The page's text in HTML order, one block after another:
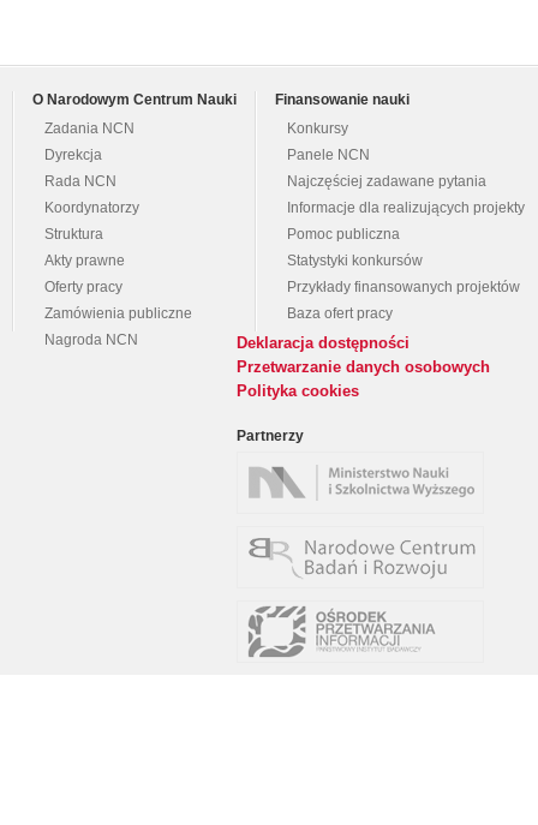
O Narodowym Centrum Nauki
Zadania NCN
Dyrekcja
Rada NCN
Koordynatorzy
Struktura
Akty prawne
Oferty pracy
Zamówienia publiczne
Nagroda NCN
Finansowanie nauki
Konkursy
Panele NCN
Najczęściej zadawane pytania
Informacje dla realizujących projekty
Pomoc publiczna
Statystyki konkursów
Przykłady finansowanych projektów
Baza ofert pracy
Deklaracja dostępności
Przetwarzanie danych osobowych
Polityka cookies
Partnerzy